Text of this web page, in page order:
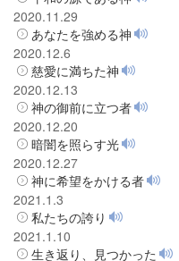
2020.11.29
あなたを強める神
2020.12.6
慈愛に満ちた神
2020.12.13
神の御前に立つ者
2020.12.20
暗闇を照らす光
2020.12.27
神に希望をかける者
2021.1.3
私たちの誇り
2021.1.10
生き返り、見つかった